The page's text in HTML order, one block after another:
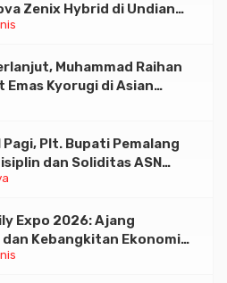
Zenix Hybrid di Undian
Bank Jateng
Muhammad Raihan
Emas Kyorugi di Asian
Open 2026
Pagi, Plt. Bupati Pemalang
dan Soliditas ASN
Publik
Expo 2026: Ajang
Kebangkitan Ekonomi